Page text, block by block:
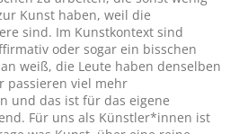
Kunst haben, weil die
sind. Im Kunstkontext sind
oder sogar ein bisschen
weiß, die Leute haben denselben
passieren viel mehr
und das ist für das eigene
Für uns als Künstler*innen ist